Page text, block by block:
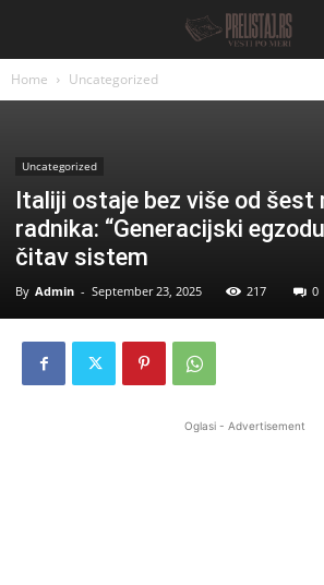
Home Uncategorized
Uncategorized
Italiji ostaje bez više od šest
radnika: “Generacijski
čitav sistem
By Admin - September 23, 2025 217 0
Oglasi - Advertisement